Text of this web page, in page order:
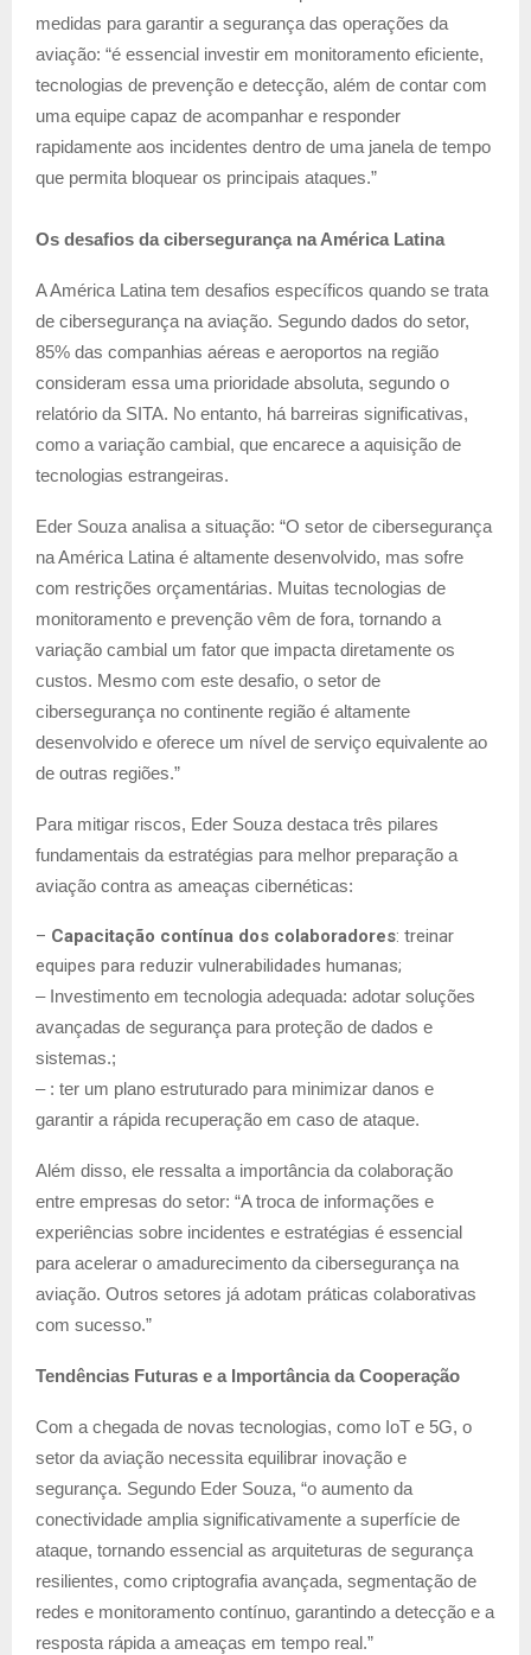
medidas para garantir a segurança das operações da
aviação: “é essencial investir em monitoramento eficiente,
tecnologias de prevenção e detecção, além de contar com
uma equipe capaz de acompanhar e responder
rapidamente aos incidentes dentro de uma janela de tempo
que permita bloquear os principais ataques.”
Os desafios da cibersegurança na América Latina
A América Latina tem desafios específicos quando se trata
de cibersegurança na aviação. Segundo dados do setor,
85% das companhias aéreas e aeroportos na região
consideram essa uma prioridade absoluta, segundo o
relatório da SITA. No entanto, há barreiras significativas,
como a variação cambial, que encarece a aquisição de
tecnologias estrangeiras.
Eder Souza analisa a situação: “O setor de cibersegurança
na América Latina é altamente desenvolvido, mas sofre
com restrições orçamentárias. Muitas tecnologias de
monitoramento e prevenção vêm de fora, tornando a
variação cambial um fator que impacta diretamente os
custos. Mesmo com este desafio, o setor de
cibersegurança no continente região é altamente
desenvolvido e oferece um nível de serviço equivalente ao
de outras regiões.”
Para mitigar riscos, Eder Souza destaca três pilares
fundamentais da estratégias para melhor preparação a
aviação contra as ameaças cibernéticas:
– Capacitação contínua dos colaboradores: treinar
equipes para reduzir vulnerabilidades humanas;
– Investimento em tecnologia adequada: adotar soluções
avançadas de segurança para proteção de dados e
sistemas.;
– : ter um plano estruturado para minimizar danos e
garantir a rápida recuperação em caso de ataque.
Além disso, ele ressalta a importância da colaboração
entre empresas do setor: “A troca de informações e
experiências sobre incidentes e estratégias é essencial
para acelerar o amadurecimento da cibersegurança na
aviação. Outros setores já adotam práticas colaborativas
com sucesso.”
Tendências Futuras e a Importância da Cooperação
Com a chegada de novas tecnologias, como IoT e 5G, o
setor da aviação necessita equilibrar inovação e
segurança. Segundo Eder Souza, “o aumento da
conectividade amplia significativamente a superfície de
ataque, tornando essencial as arquiteturas de segurança
resilientes, como criptografia avançada, segmentação de
redes e monitoramento contínuo, garantindo a detecção e a
resposta rápida a ameaças em tempo real.”